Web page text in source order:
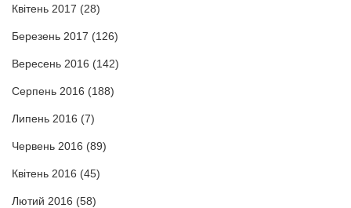
Квітень 2017 (28)
Березень 2017 (126)
Вересень 2016 (142)
Серпень 2016 (188)
Липень 2016 (7)
Червень 2016 (89)
Квітень 2016 (45)
Лютий 2016 (58)